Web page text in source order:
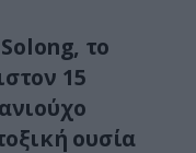
το
15
ουσία